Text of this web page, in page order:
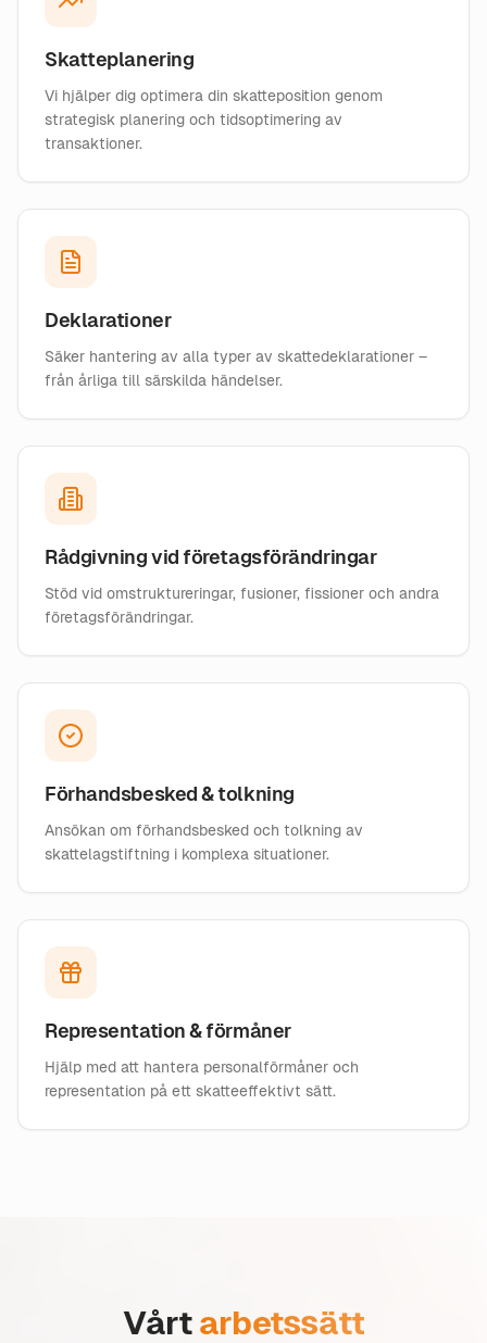
Skatteplanering
Vi hjälper dig optimera din skatteposition genom
strategisk planering och tidsoptimering av
transaktioner.
Deklarationer
Säker hantering av alla typer av skattedeklarationer –
från årliga till särskilda händelser.
Rådgivning vid företagsförändringar
Stöd vid omstruktureringar, fusioner, fissioner och andra
företagsförändringar.
Förhandsbesked & tolkning
Ansökan om förhandsbesked och tolkning av
skattelagstiftning i komplexa situationer.
Representation & förmåner
Hjälp med att hantera personalförmåner och
representation på ett skatteeffektivt sätt.
Vårt arbetssätt